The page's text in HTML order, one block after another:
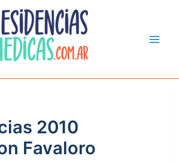
2010
Favaloro